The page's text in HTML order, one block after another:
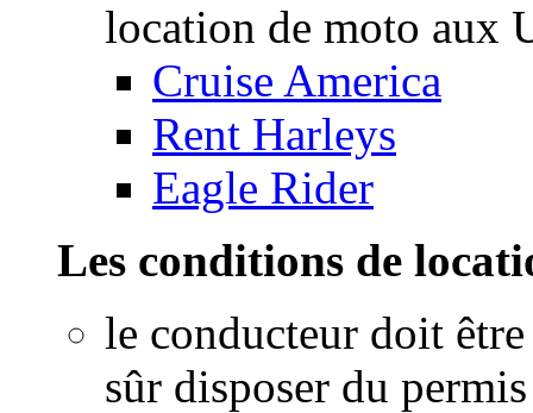
location de moto aux
Cruise America
Rent Harleys
Eagle Rider
Les conditions de
le conducteur doit
sûr disposer du